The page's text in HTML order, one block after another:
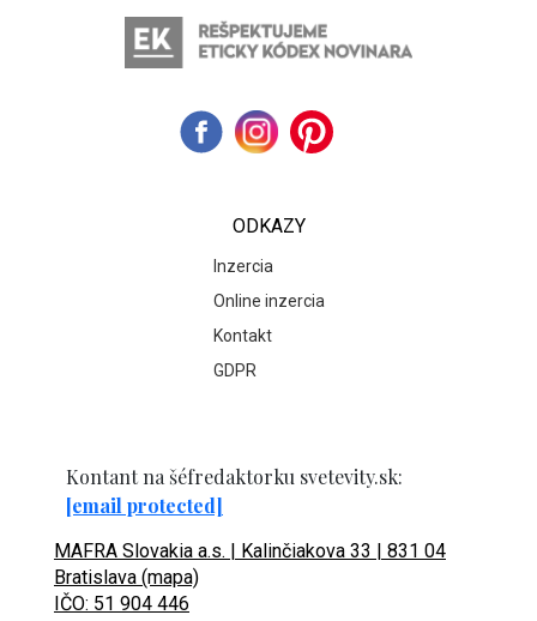
ODKAZY
Inzercia
Online inzercia
Kontakt
GDPR
Kontant na šéfredaktorku svetevity.sk:
[email protected]
MAFRA Slovakia a.s. | Kalinčiakova 33 | 831 04
Bratislava (mapa)
IČO: 51 904 446